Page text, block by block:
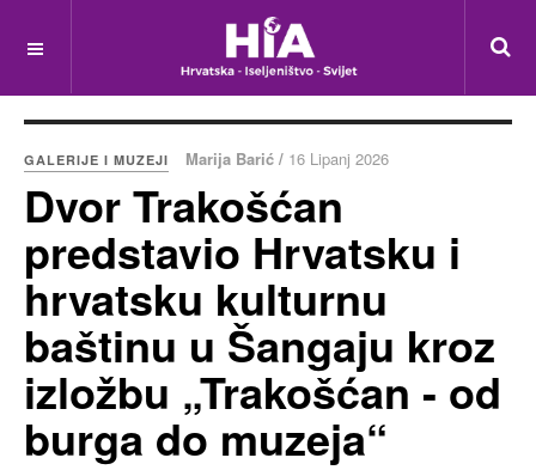
GALERIJE I MUZEJI Marija Barić / 16 Lipanj 2026
Dvor Trakošćan
predstavio Hrvatsku i
hrvatsku kulturnu
baštinu u Šangaju kroz
izložbu „Trakošćan - od
burga do muzeja“